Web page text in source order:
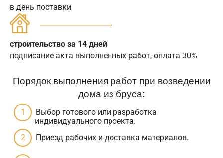
в день поставки
строительство за 14 дней
подписание акта выполненных работ, оплата 30%
Порядок выполнения работ при возведении
дома из бруса:
Выбор готового или разработка
индивидуального проекта.
Приезд рабочих и доставка материалов.